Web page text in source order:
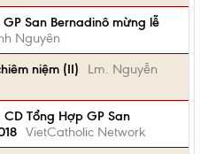
San Bernadinô mừng lễ
Nguyên
niệm (II)
Lm. Nguyễn
Tổng Hợp GP San
VietCatholic Network